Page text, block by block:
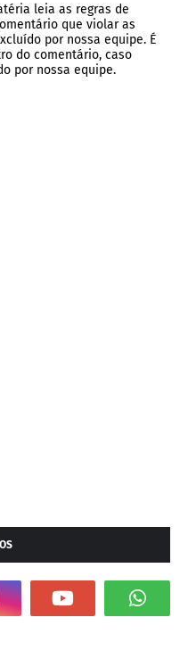
leia as regras de
que violar as
por nossa equipe. É
do comentário, caso
por nossa equipe.